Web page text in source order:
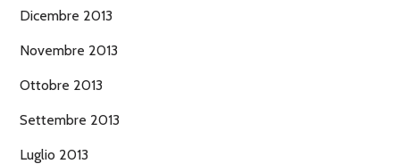
Dicembre 2013
Novembre 2013
Ottobre 2013
Settembre 2013
Luglio 2013